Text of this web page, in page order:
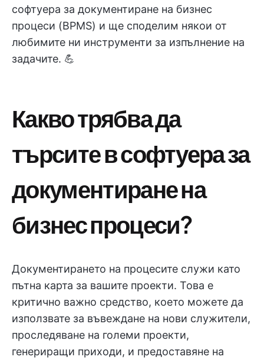
софтуера за документиране на бизнес
процеси (BPMS) и ще споделим някои от
любимите ни инструменти за изпълнение на
задачите. 💪
Какво трябва да
търсите в софтуера за
документиране на
бизнес процеси?
Документирането на процесите служи като
пътна карта за вашите проекти. Това е
критично важно средство, което можете да
използвате за въвеждане на нови служители,
проследяване на големи проекти,
генериращи приходи, и предоставяне на